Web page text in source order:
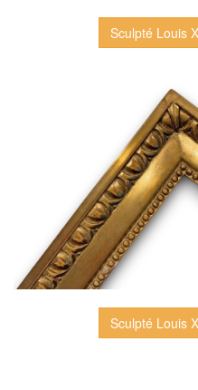
Sculpté Louis
Sculpté Louis